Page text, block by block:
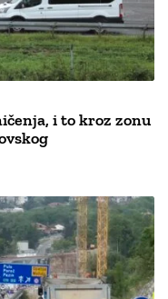
i to kroz zonu